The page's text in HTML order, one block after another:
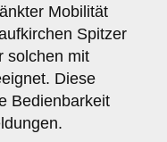
Mobilität
Spitzer
solchen mit
Diese
Bedienbarkeit